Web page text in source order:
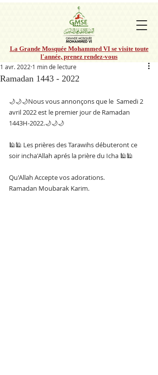
La Grande Mosquée Mohammed VI se visite toute
l'année, prenez rendez-vous
Ramadan 1443 - 2022
1 avr. 2022 1 min de lecture
🌙🌙🌙Nous vous annonçons que le  Samedi 2
avril 2022 est le premier jour de Ramadan
1443H-2022.🌙🌙🌙
🕌🕌 Les prières des Tarawihs débuteront ce
soir incha'Allah aprés la prière du Icha 🕌🕌
Qu'Allah Accepte vos adorations.
Ramadan Moubarak Karim.